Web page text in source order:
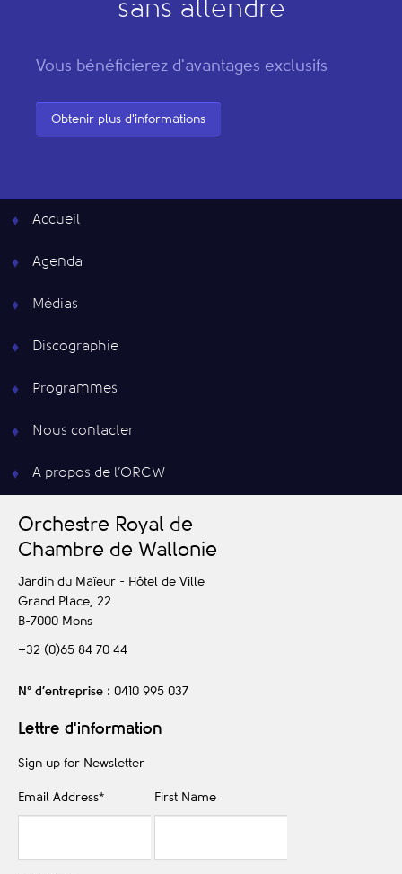
sans attendre
Vous bénéficierez d'avantages exclusifs
Obtenir plus d'informations
Accueil
Agenda
Médias
Discographie
Programmes
Nous contacter
A propos de l’ORCW
Orchestre Royal de
Chambre de Wallonie
Jardin du Maïeur - Hôtel de Ville
Grand Place, 22
B-7000 Mons
+32 (0)65 84 70 44
N° d’entreprise : 0410 995 037
Lettre d'information
Sign up for Newsletter
Email Address* First Name